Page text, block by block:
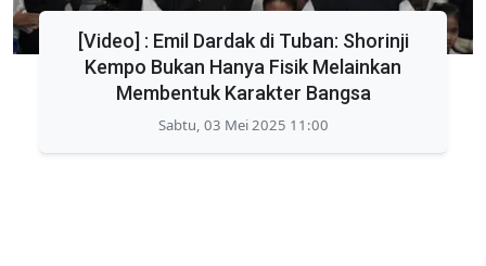
[Video] : Emil Dardak di Tuban: Shorinji
Kempo Bukan Hanya Fisik Melainkan
Membentuk Karakter Bangsa
Sabtu, 03 Mei 2025 11:00